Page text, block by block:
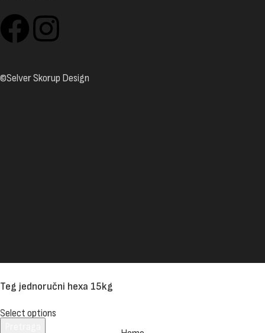
©Selver Skorup Design
Teg jednoručni hexa 15kg
Select options